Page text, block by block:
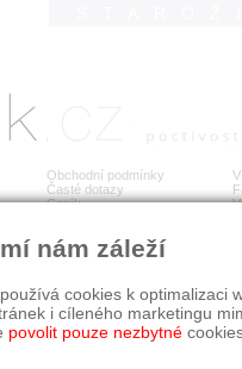
Obchodní podmínky
Časté dotazy
Ceník
č. 89 857 Soubor váz
nám záleží
cookies k
i cíleného marketingu
povolit pouze nezbytné